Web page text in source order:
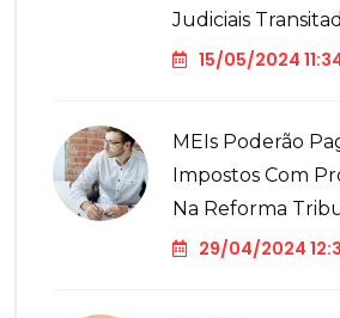
Judiciais
15/05/2024
MEIs Poderão
Impostos Com
Na Reforma
29/04/2024